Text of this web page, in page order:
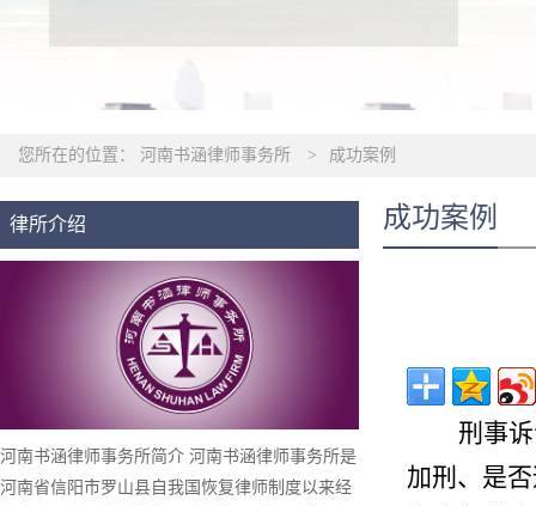
您所在的位置： 河南书涵律师事务所 > 成功案例
律所介绍
河南书涵律师事务所简介 河南书涵律师事务所是
河南省信阳市罗山县自我国恢复律师制度以来经
成功案例
刑事
加刑、是